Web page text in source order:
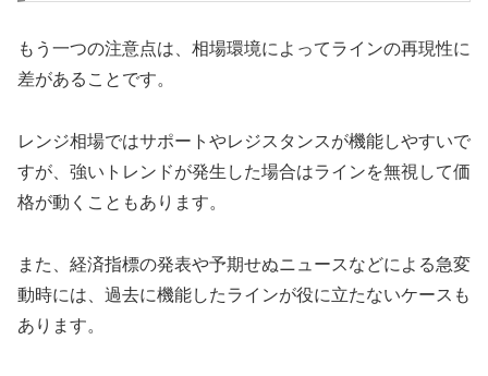
もう一つの注意点は、相場環境によってラインの再現性に
差があることです。
レンジ相場ではサポートやレジスタンスが機能しやすいで
すが、強いトレンドが発生した場合はラインを無視して価
格が動くこともあります。
また、経済指標の発表や予期せぬニュースなどによる急変
動時には、過去に機能したラインが役に立たないケースも
あります。